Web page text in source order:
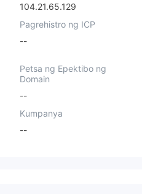
104.21.65.129
Pagrehistro ng ICP
--
Petsa ng Epektibo ng
Domain
--
Kumpanya
--